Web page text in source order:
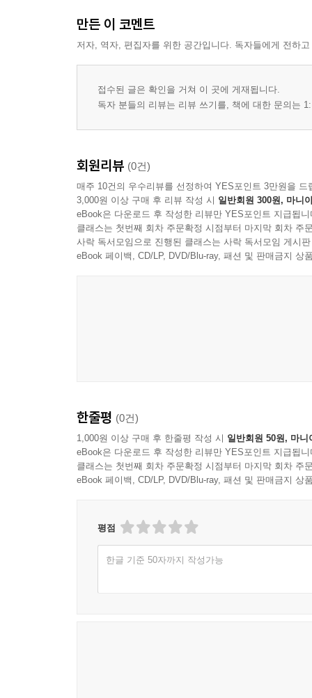
만든 이 코멘트
저자, 역자, 편집자를 위한 공간입니다. 독자들에게 전하
접수된 글은 확인을 거쳐 이 곳에 게재됩니다.
독자 분들의 리뷰는 리뷰 쓰기를, 책에 대한 문의는
회원리뷰 (0건)
매주 10건의 우수리뷰를 선정하여 YES포인트 3만원을 드
3,000원 이상 구매 후 리뷰 작성 시 일반회원 300원, 마니
eBook은 다운로드 후 작성한 리뷰만 YES포인트 지급됩니
클래스는 첫번째 회차 주문확정 시점부터 마지막 회차 주
사락 독서모임으로 진행된 클래스는 사락 독서모임 게시
eBook 페이백, CD/LP, DVD/Blu-ray, 패션 및 판매금지 상
한줄평 (0건)
1,000원 이상 구매 후 한줄평 작성 시 일반회원 50원, 마니
eBook은 다운로드 후 작성한 리뷰만 YES포인트 지급됩니
클래스는 첫번째 회차 주문확정 시점부터 마지막 회차 주
eBook 페이백, CD/LP, DVD/Blu-ray, 패션 및 판매금지 상
평점
한글 기준 50자까지 작성가능